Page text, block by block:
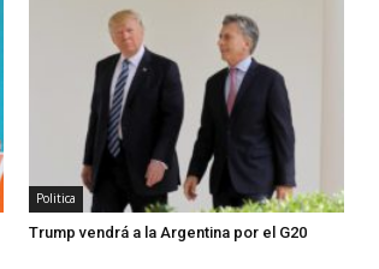
Politica
Trump vendrá a la Argentina por el G20